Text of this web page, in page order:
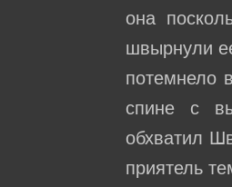
она
швырнули
потемнело
спине с
обхватил
приятель